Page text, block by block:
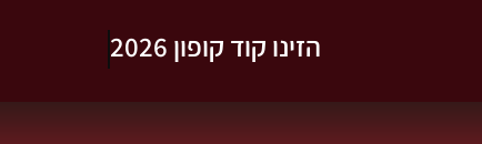
וקבלו 10% הנחה.